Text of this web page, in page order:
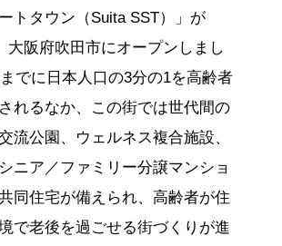
トタウン（Suita SST）」が
大阪府吹田市にオープンしまし
でに日本人口の3分の1を高齢者
れるなか、この街では世代間の
流公園、ウェルネス複合施設、
ニア／ファミリー分譲マンショ
同住宅が備えられ、高齢者が住
で老後を過ごせる街づくりが進